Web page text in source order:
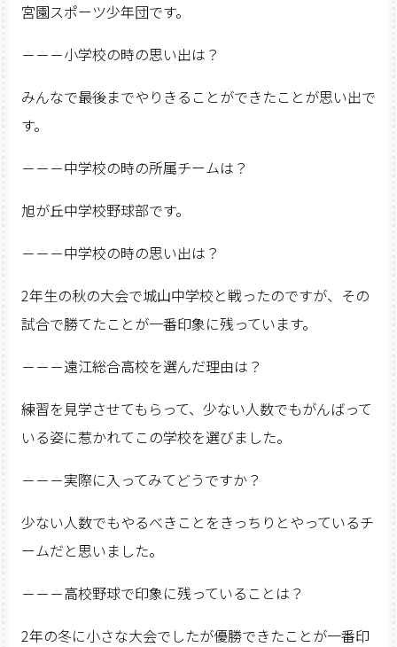
宮園スポーツ少年団です。
－－－小学校の時の思い出は？
みんなで最後までやりきることができたことが思い出で
す。
－－－中学校の時の所属チームは？
旭が丘中学校野球部です。
－－－中学校の時の思い出は？
2年生の秋の大会で城山中学校と戦ったのですが、その
試合で勝てたことが一番印象に残っています。
－－－遠江総合高校を選んだ理由は？
練習を見学させてもらって、少ない人数でもがんばって
いる姿に惹かれてこの学校を選びました。
－－－実際に入ってみてどうですか？
少ない人数でもやるべきことをきっちりとやっているチ
ームだと思いました。
－－－高校野球で印象に残っていることは？
2年の冬に小さな大会でしたが優勝できたことが一番印